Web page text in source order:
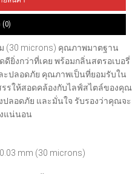
(0)
(30 microns) คุณภาพมาตฐาน
งกว่าที่เคย พร้อมกลิ่นสตรอเบอรี่
ะปลอดภัย คุณภาพเป็นที่ยอมรับใน
รรให้สอดคล้องกับไลฟ์สไตล์ของคุณ
ลอดภัย และมั่นใจ รับรองว่าคุณจะ
แน่นอน
mm (30 microns)